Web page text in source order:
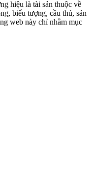
hiệu là tài sản thuộc về
biểu tượng, cầu thủ, sản
web này chỉ nhằm mục